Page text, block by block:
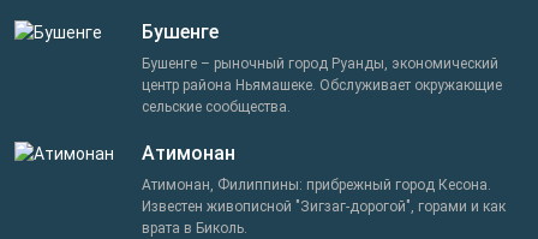
Бушенге
Бушенге – рыночный город Руанды, экономический
центр района Ньямашеке. Обслуживает окружающие
сельские сообщества.
Атимонан
Атимонан, Филиппины: прибрежный город Кесона.
Известен живописной "Зигзаг-дорогой", горами и как
врата в Биколь.